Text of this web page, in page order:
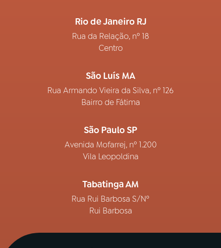
Rio de Janeiro RJ
Rua da Relação, nº 18
Centro
São Luís MA
Rua Armando Vieira da Silva, nº 126
Bairro de Fátima
São Paulo SP
Avenida Mofarrej, nº 1.200
Vila Leopoldina
Tabatinga AM
Rua Rui Barbosa S/Nº
Rui Barbosa